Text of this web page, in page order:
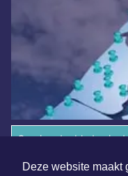
Deze website maakt
Overige dagbladen in